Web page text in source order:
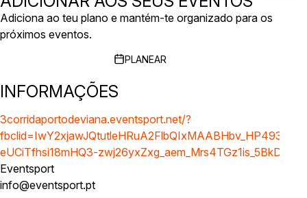
Adiciona ao teu plano e mantém-te organizado para os
próximos eventos.
PLANEAR
INFORMAÇÕES
3corridaportodeviana.eventsport.net/?
eUCiTfhsi18mHQ3-
Eventsport
info@eventsport.pt